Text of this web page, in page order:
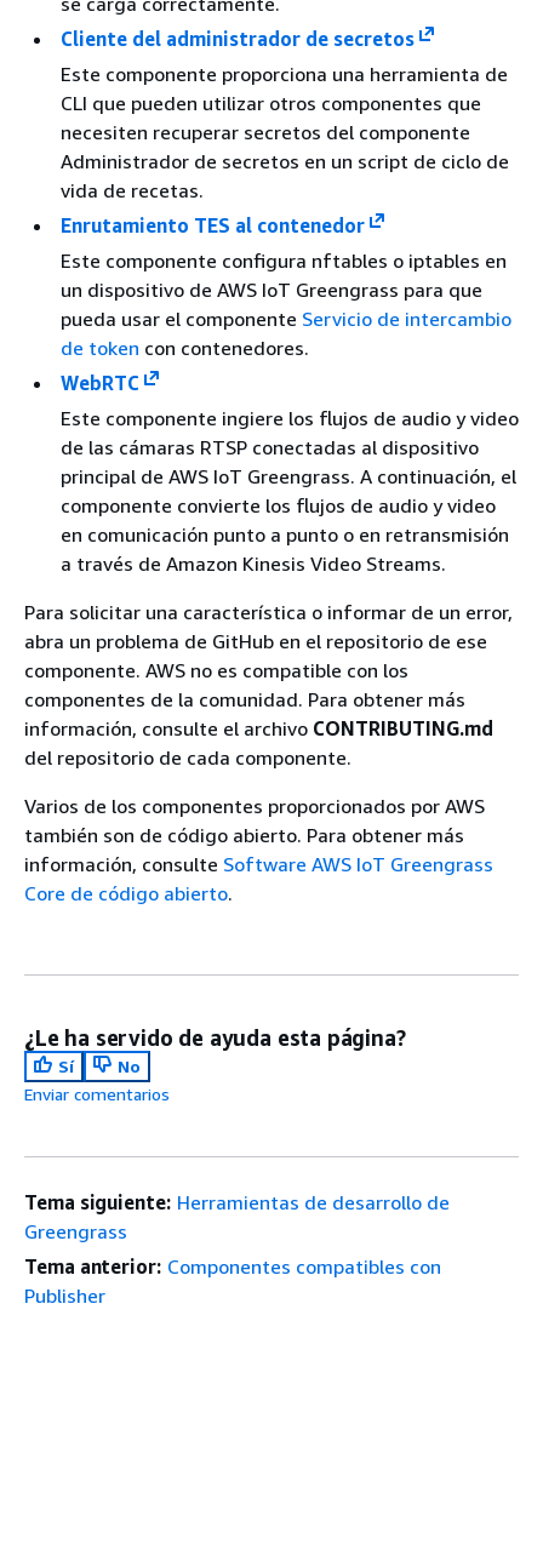
Cliente del administrador de secretos
Este componente proporciona una herramienta de
CLI que pueden utilizar otros componentes que
necesiten recuperar secretos del componente
Administrador de secretos en un script de ciclo de
vida de recetas.
Enrutamiento TES al contenedor
Este componente configura nftables o iptables en
un dispositivo de AWS IoT Greengrass para que
pueda usar el componente Servicio de intercambio
de token con contenedores.
WebRTC
Este componente ingiere los flujos de audio y video
de las cámaras RTSP conectadas al dispositivo
principal de AWS IoT Greengrass. A continuación, el
componente convierte los flujos de audio y video
en comunicación punto a punto o en retransmisión
a través de Amazon Kinesis Video Streams.
Para solicitar una característica o informar de un error,
abra un problema de GitHub en el repositorio de ese
componente. AWS no es compatible con los
componentes de la comunidad. Para obtener más
información, consulte el archivo CONTRIBUTING.md
del repositorio de cada componente.
Varios de los componentes proporcionados por AWS
también son de código abierto. Para obtener más
información, consulte Software AWS IoT Greengrass
Core de código abierto.
¿Le ha servido de ayuda esta página?
Sí
No
Enviar comentarios
Tema siguiente: Herramientas de desarrollo de
Greengrass
Tema anterior: Componentes compatibles con
Publisher